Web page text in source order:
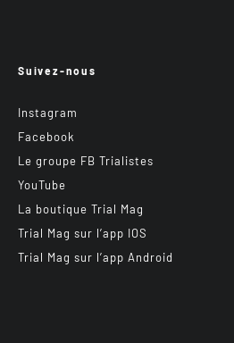
Suivez-nous
Instagram
Facebook
Le groupe FB Trialistes
YouTube
La boutique Trial Mag
Trial Mag sur l’app IOS
Trial Mag sur l’app Android